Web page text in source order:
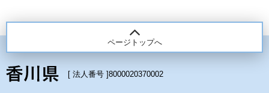
ページトップへ
[ 法人番号 ]8000020370002